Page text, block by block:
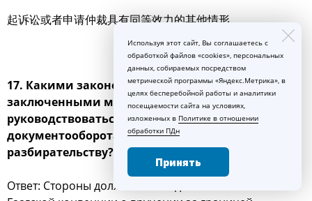
起诉讼或者申请仲裁具有同等效力的其他情形。
17. Какими законодательными актами,
заключенными между КНР и РФ, необходимо
руководствоваться при осуществлении
документооборота по судебному
разбирательству?
Ответ: Стороны должны соблюдать положения
Используя этот сайт, Вы соглашаетесь с
обработкой файлов «cookies», персональных
данных, собираемых посредством
метрической программы «Яндекс.Метрика», в
целях бесперебойной работы и аналитики
посещаемости сайта на условиях,
изложенных в Политике в отношении
обработки ПДн
Принять